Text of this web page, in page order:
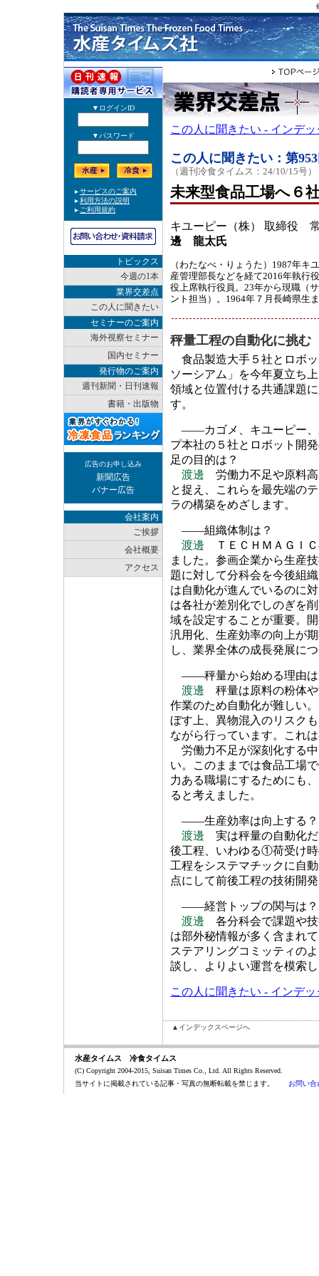
トピックス
今週の1本
業界交差点
この人に聞きたい
セミナーのご案内
海外視察セミナー
国内セミナー
発行物のご案内
週刊新聞・日刊速報
書籍・出版物
広告のお申し込み
新聞広告
バナー広告
会社案内
ご挨拶
会社概要
アクセス
この人に聞きたい - インデ
この人に聞きたい：第
（週刊冷食タイムス：24/10/15号）
未来型食品工場へ６
キユーピー（株） 取締役
邊 龍太氏
（わたなべ・りょうた）1987年キ
産管理部長などを経て2016年執行
役上席執行役員。23年から現職（
ント担当）。1964年７月長崎県生
秤量工程の自動化に挑む
食品製造大手５社とロボ
ソーシアム」を今年夏立ち
領域と位置付ける共通課題
す。
――カゴメ、キユーピー、
プ本社の５社とロボット開
足の目的は？
渡邊 労働力不足や原料高
と捉え、これらを最先端の
ラの構築をめざします。
――組織体制は？
渡邊 ＴＥＣＨＭＡＧＩＣ
ました。参画企業から生産
題に対して分科会を今後組
は自動化が進んでいるのに
は各社が差別化でしのぎを
域を設定することが重要。
汎用化、生産効率の向上が
し、業界全体の成長発展に
――秤量から始める理由
渡邊 秤量は原料の粉体や
作業のため自動化が難しい
ぼす上、異物混入のリスク
ながら行っています。これ
労働力不足が深刻化する
い。このままでは食品工場
力ある職場にするためにも
ると考えました。
――生産効率は向上する？
渡邊 実は秤量の自動化だ
後工程、いわゆる①荷受け
工程をシステマチックに自
点にして前後工程の技術開
――経営トップの関与は？
渡邊 各分科会で課題や技
は部外秘情報が多く含まれ
ステアリングコミッティの
談し、よりよい運営を模索
この人に聞きたい - インデ
▲インデックスページへ
水産タイムス 冷食タイムス
(C) Copyright 2004-2015, Suisan Times Co., Ltd. All Rights Reserved.
当サイトに掲載されている記事・写真の無断転載を禁じます。 お問い合